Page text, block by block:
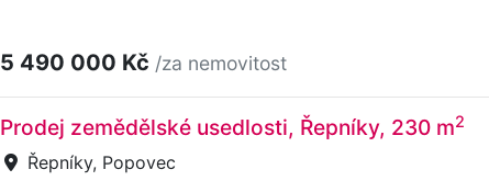
5 490 000 Kč /za nemovitost
Prodej zemědělské usedlosti, Řepníky, 230 m2
Řepníky, Popovec